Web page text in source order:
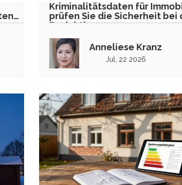
Kriminalitätsdaten für
prüfen Sie die Sicherheit bei
Besichtigung
Anneliese Kranz
Jul, 22 2026